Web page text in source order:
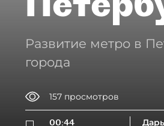
Развитие метро в
города
157 просмотров
00:44